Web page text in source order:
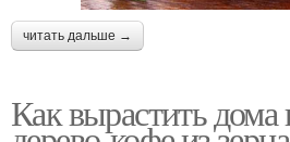
читать дальше →
Как вырастить дома